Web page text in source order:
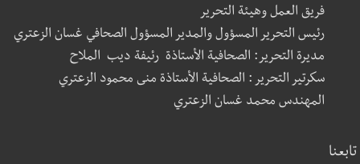
فريق العمل وهيئة التحرير
رئيس التحرير المسؤول والمدير المسؤول الصحافي غسان الزعتري
مديرة التحرير: الصحافية الأستاذة رئيفة ديب الملاح
سكرتير التحرير : الصحافية الأستاذة منى محمود الزعتري
المهندس محمد غسان الزعتري
تابعنا